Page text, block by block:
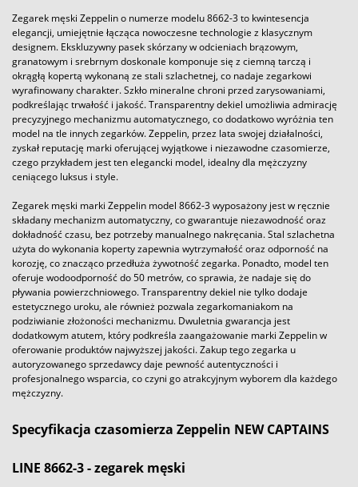
Zegarek męski Zeppelin o numerze modelu 8662-3 to kwintesencja
elegancji, umiejętnie łącząca nowoczesne technologie z klasycznym
designem. Ekskluzywny pasek skórzany w odcieniach brązowym,
granatowym i srebrnym doskonale komponuje się z ciemną tarczą i
okrągłą kopertą wykonaną ze stali szlachetnej, co nadaje zegarkowi
wyrafinowany charakter. Szkło mineralne chroni przed zarysowaniami,
podkreślając trwałość i jakość. Transparentny dekiel umożliwia admirację
precyzyjnego mechanizmu automatycznego, co dodatkowo wyróżnia ten
model na tle innych zegarków. Zeppelin, przez lata swojej działalności,
zyskał reputację marki oferującej wyjątkowe i niezawodne czasomierze,
czego przykładem jest ten elegancki model, idealny dla mężczyzny
ceniącego luksus i style.
Zegarek męski marki Zeppelin model 8662-3 wyposażony jest w ręcznie
składany mechanizm automatyczny, co gwarantuje niezawodność oraz
dokładność czasu, bez potrzeby manualnego nakręcania. Stal szlachetna
użyta do wykonania koperty zapewnia wytrzymałość oraz odporność na
korozję, co znacząco przedłuża żywotność zegarka. Ponadto, model ten
oferuje wodoodporność do 50 metrów, co sprawia, że nadaje się do
pływania powierzchniowego. Transparentny dekiel nie tylko dodaje
estetycznego uroku, ale również pozwala zegarkomaniakom na
podziwianie złożoności mechanizmu. Dwuletnia gwarancja jest
dodatkowym atutem, który podkreśla zaangażowanie marki Zeppelin w
oferowanie produktów najwyższej jakości. Zakup tego zegarka u
autoryzowanego sprzedawcy daje pewność autentyczności i
profesjonalnego wsparcia, co czyni go atrakcyjnym wyborem dla każdego
mężczyzny.
Specyfikacja czasomierza Zeppelin NEW CAPTAINS
LINE 8662-3 - zegarek męski